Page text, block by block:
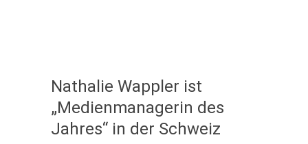
Nathalie Wappler ist
„Medienmanagerin des
Jahres“ in der Schweiz